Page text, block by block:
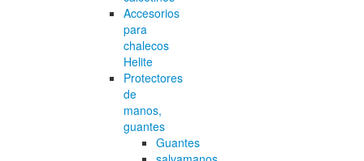
Accesorios
para
chalecos
Helite
Protectores
de
manos,
guantes
Guantes